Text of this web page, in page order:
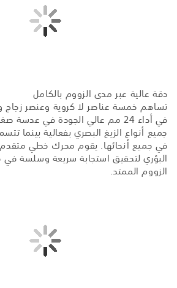
دقة عالية عبر مدى الزووم بالكامل
تساهم خمسة عناصر لا كروية وعنصر زجاج
في أداء 24 مم عالي الجودة في عدسة
جميع أنواع الزيغ البصري بفعالية بينما
في جميع أنحائها. يقوم محرك خطي متقدم
البؤري لتحقيق استجابة سريعة وسلسة في
الزووم الممتد.